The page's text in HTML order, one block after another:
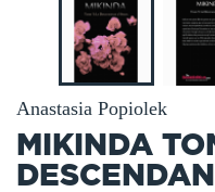
Anastasia Popiolek
MIKINDA